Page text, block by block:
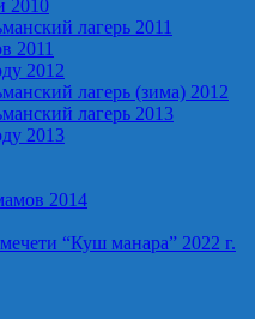
2010
лагерь 2011
2011
2012
лагерь (зима) 2012
лагерь 2013
2013
2014
“Куш манара” 2022 г.